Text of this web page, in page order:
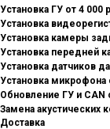
Установка ГУ от 4 000
Установка
Установка камеры
Установка передней
Установка датчиков
Установка микрофона
Обновление ГУ и CAN
Замена акустических
Доставка